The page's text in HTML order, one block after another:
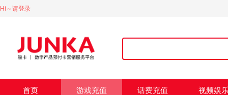
Hi～请登录
首页 游戏充值 话费充值 视频娱